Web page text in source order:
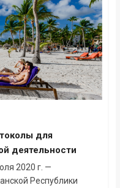
для
деятельности
2020 г. —
Республики